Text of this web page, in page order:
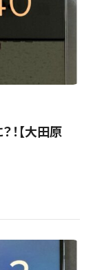
【大田原